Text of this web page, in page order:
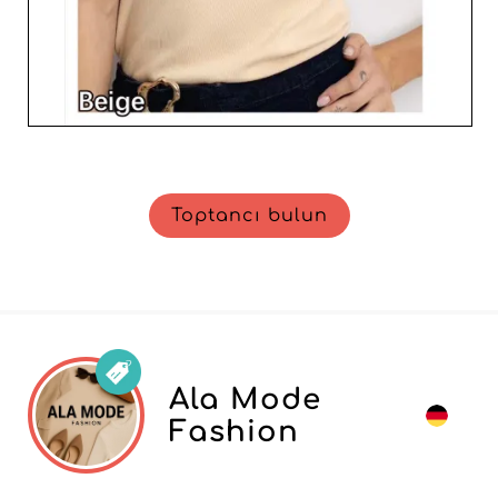
Toptancı bulun
Ala Mode
Fashion